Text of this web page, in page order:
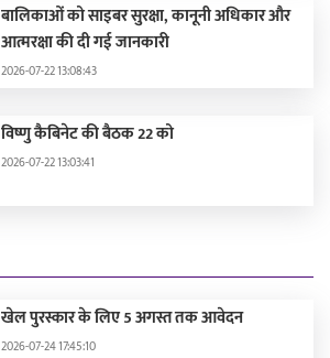
बालिकाओं को साइबर सुरक्षा, कानूनी अधिकार और
आत्मरक्षा की दी गई जानकारी
2026-07-22 13:08:43
विष्णु कैबिनेट की बैठक 22 को
2026-07-22 13:03:41
खेल पुरस्कार के लिए 5 अगस्त तक आवेदन
2026-07-24 17:45:10